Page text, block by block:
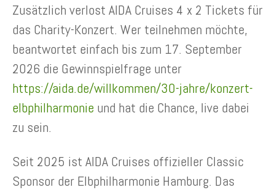
Zusätzlich verlost AIDA Cruises 4 x 2 Tickets für
das Charity-Konzert. Wer teilnehmen möchte,
beantwortet einfach bis zum 17. September
2026 die Gewinnspielfrage unter
https://aida.de/willkommen/30-jahre/konzert-
elbphilharmonie und hat die Chance, live dabei
zu sein.
Seit 2025 ist AIDA Cruises offizieller Classic
Sponsor der Elbphilharmonie Hamburg. Das